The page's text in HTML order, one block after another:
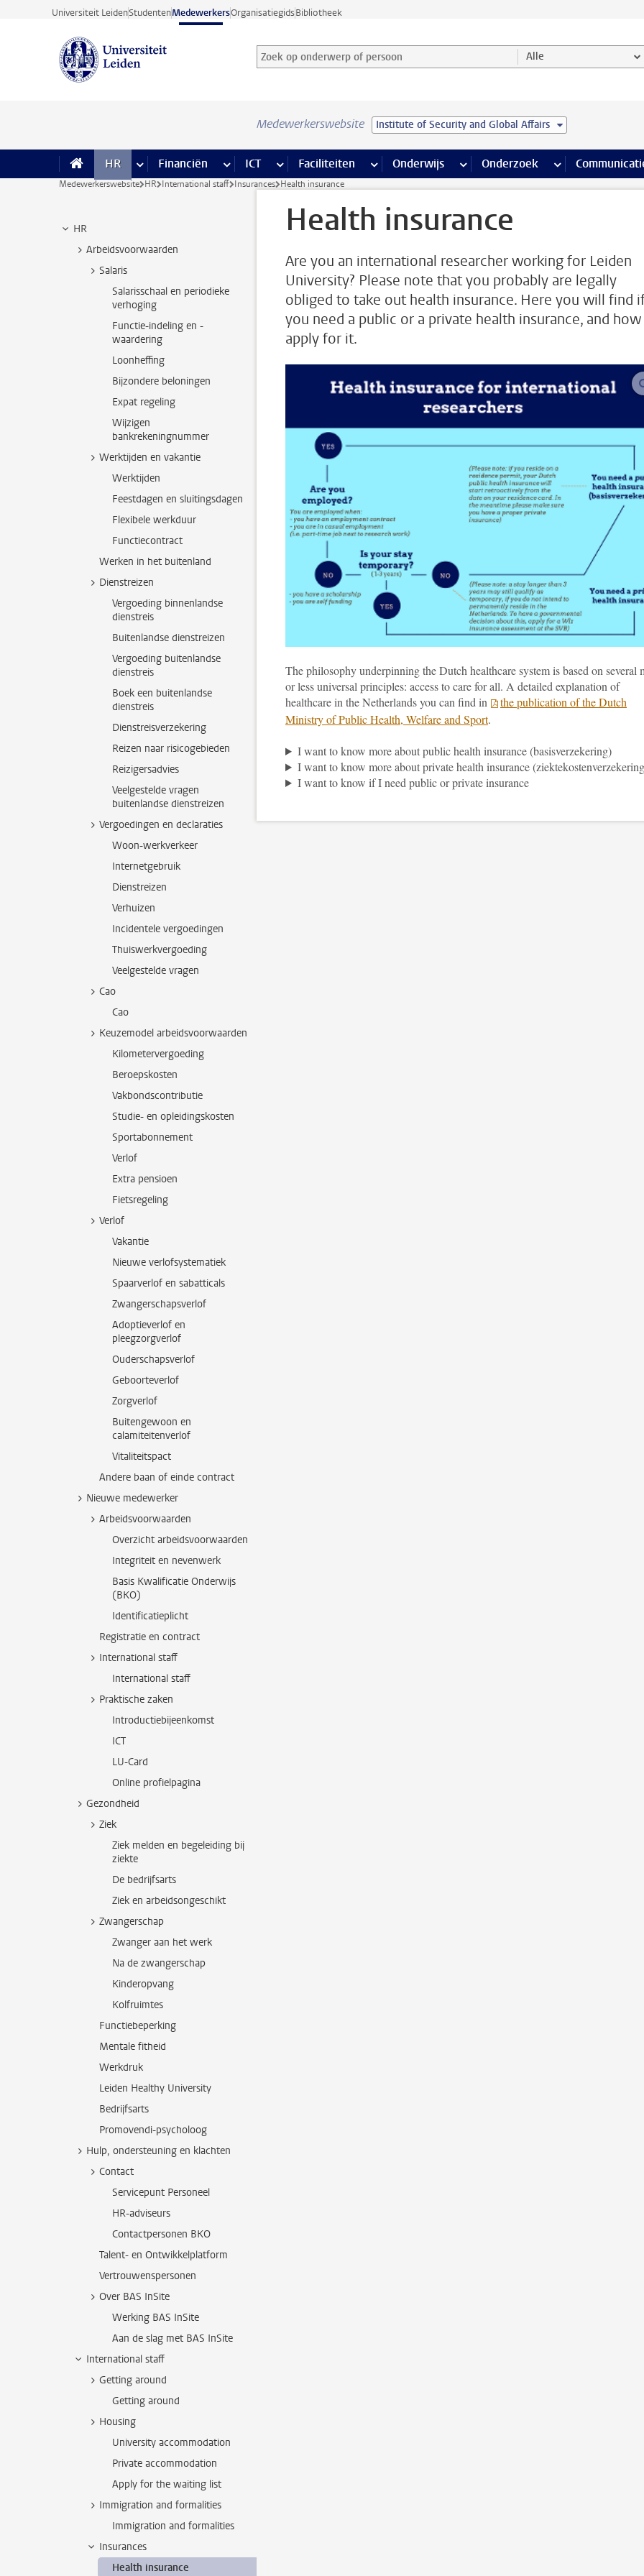
Ga direct naar de inhoud
Universiteit LeidenStudentenMedewerkersOrganisatiegidsBibliotheek
Zoek op onderwerp of persoon en selecteer categorie
Zoekterm Alle
Medewerkerswebsite Institute of Security and Global Affairs
HR meer HR pagina’s
Financiën meer Financiën pagina’s
ICT meer ICT pagina’s
Faciliteiten meer Faciliteiten pagina’s
Onderwijs meer Onderwijs pagina’s
Onderzoek meer Onderzoek
Medewerkerswebsite HR International staff Insurances Health insurance
HR
Arbeidsvoorwaarden
Salaris
Salarisschaal en periodieke
verhoging
Functie-indeling en -
waardering
Loonheffing
Bijzondere beloningen
Expat regeling
Wijzigen
bankrekeningnummer
Werktijden en vakantie
Werktijden
Feestdagen en sluitingsdagen
Flexibele werkduur
Functiecontract
Werken in het buitenland
Dienstreizen
Vergoeding binnenlandse
dienstreis
Buitenlandse dienstreizen
Vergoeding buitenlandse
dienstreis
Boek een buitenlandse
dienstreis
Dienstreisverzekering
Reizen naar risicogebieden
Reizigersadvies
Veelgestelde vragen
buitenlandse dienstreizen
Vergoedingen en declaraties
Woon-werkverkeer
Internetgebruik
Dienstreizen
Verhuizen
Incidentele vergoedingen
Thuiswerkvergoeding
Veelgestelde vragen
Cao
Cao
Keuzemodel arbeidsvoorwaarden
Kilometervergoeding
Beroepskosten
Vakbondscontributie
Studie- en opleidingskosten
Sportabonnement
Verlof
Extra pensioen
Fietsregeling
Verlof
Vakantie
Nieuwe verlofsystematiek
Spaarverlof en sabatticals
Zwangerschapsverlof
Adoptieverlof en
pleegzorgverlof
Ouderschapsverlof
Geboorteverlof
Zorgverlof
Buitengewoon en
calamiteitenverlof
Vitaliteitspact
Andere baan of einde contract
Nieuwe medewerker
Arbeidsvoorwaarden
Overzicht arbeidsvoorwaarden
Integriteit en nevenwerk
Basis Kwalificatie Onderwijs
(BKO)
Identificatieplicht
Registratie en contract
International staff
International staff
Praktische zaken
Introductiebijeenkomst
ICT
LU-Card
Online profielpagina
Gezondheid
Ziek
Ziek melden en begeleiding bij
ziekte
De bedrijfsarts
Ziek en arbeidsongeschikt
Zwangerschap
Zwanger aan het werk
Na de zwangerschap
Kinderopvang
Kolfruimtes
Functiebeperking
Mentale fitheid
Werkdruk
Leiden Healthy University
Bedrijfsarts
Promovendi-psycholoog
Hulp, ondersteuning en klachten
Contact
Servicepunt Personeel
HR-adviseurs
Contactpersonen BKO
Talent- en Ontwikkelplatform
Vertrouwenspersonen
Over BAS InSite
Werking BAS InSite
Aan de slag met BAS InSite
International staff
Getting around
Getting around
Housing
University accommodation
Private accommodation
Apply for the waiting list
Immigration and formalities
Immigration and formalities
Insurances
Health insurance
Health insurance
Are you an international researcher working for Leiden
University? Please note that you probably are legally
obliged to take out health insurance. Here you will find
you need a public or a private health insurance, and
apply for it.
The philosophy underpinning the Dutch healthcare system is based on several
or less universal principles: access to care for all. A detailed explanation of
healthcare in the Netherlands you can find in
the publication of the Dutch
Ministry of Public Health, Welfare and Sport.
I want to know more about public health insurance (basisverzekering)
I want to know more about private health insurance
I want to know if I need public or private insurance